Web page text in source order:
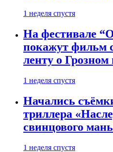
1 неделя спустя
На фестивале
покажут фильм
ленту о Грозном
1 неделя спустя
Начались
триллера
свинцового
1 неделя спустя